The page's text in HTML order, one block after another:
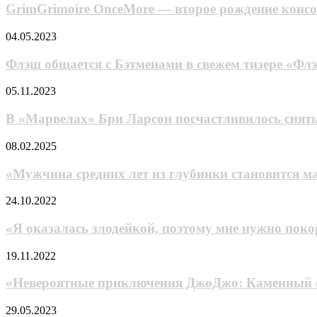
головоломке
от
Tetris
—
рождение
RTS
от
GrimGrimoire OnceMore — второе рождение
Флэш
с
Бэтменами
в
тизере
«Флэша»
04.05.2023
Флэш общается с Бэтменами в свежем тизере
В
Бри
Ларсон
посчастливилось
сняться
вместе
с
знаменитым
Южной
(видео)
05.11.2023
В «Марвелах» Бри Ларсон посчастливилось
«Мужчина
лет
из
глубинки
мастером
меча»
второй
фэнтези-
о
08.02.2025
«Мужчина средних лет из глубинки становится
«Я
злодейкой,
поэтому
мне
нужно
покорить
последнего
24.10.2022
«Я оказалась злодейкой, поэтому мне нужно
«Невероятные
ДжоДжо:
Каменный
океан»
19.11.2022
«Невероятные приключения ДжоДжо: Каменный
КГ
29.05.2023